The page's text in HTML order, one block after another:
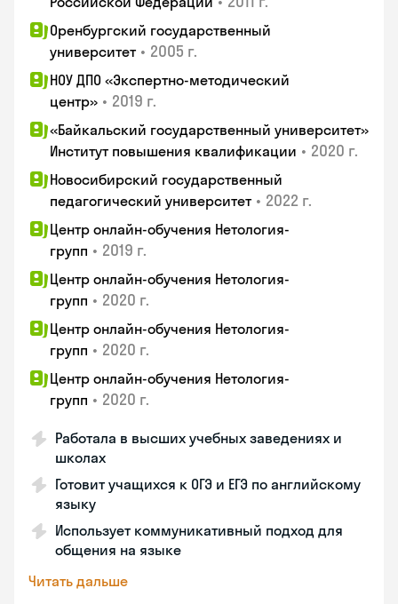
Оренбургский государственный
университет • 2005 г.
НОУ ДПО «Экспертно-методический
центр» • 2019 г.
«Байкальский государственный университет»
Институт повышения квалификации • 2020 г.
Новосибирский государственный
педагогический университет • 2022 г.
Центр онлайн-обучения Нетология-
групп • 2019 г.
Центр онлайн-обучения Нетология-
групп • 2020 г.
Центр онлайн-обучения Нетология-
групп • 2020 г.
Центр онлайн-обучения Нетология-
групп • 2020 г.
Работала в высших учебных заведениях и
школах
Готовит учащихся к ОГЭ и ЕГЭ по английскому
языку
Использует коммуникативный подход для
общения на языке
Читать дальше